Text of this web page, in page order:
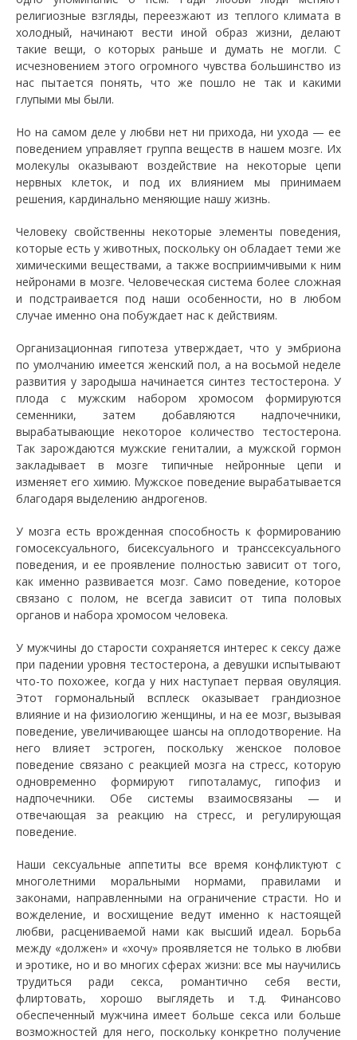
религиозные взгляды, переезжают из теплого климата в
холодный, начинают вести иной образ жизни, делают
такие вещи, о которых раньше и думать не могли. С
исчезновением этого огромного чувства большинство из
нас пытается понять, что же пошло не так и какими
глупыми мы были.
Но на самом деле у любви нет ни прихода, ни ухода — ее
поведением управляет группа веществ в нашем мозге. Их
молекулы оказывают воздействие на некоторые цепи
нервных клеток, и под их влиянием мы принимаем
решения, кардинально меняющие нашу жизнь.
Человеку свойственны некоторые элементы поведения,
которые есть у животных, поскольку он обладает теми же
химическими веществами, а также восприимчивыми к ним
нейронами в мозге. Человеческая система более сложная
и подстраивается под наши особенности, но в любом
случае именно она побуждает нас к действиям.
Организационная гипотеза утверждает, что у эмбриона
по умолчанию имеется женский пол, а на восьмой неделе
развития у зародыша начинается синтез тестостерона. У
плода с мужским набором хромосом формируются
семенники, затем добавляются надпочечники,
вырабатывающие некоторое количество тестостерона.
Так зарождаются мужские гениталии, а мужской гормон
закладывает в мозге типичные нейронные цепи и
изменяет его химию. Мужское поведение вырабатывается
благодаря выделению андрогенов.
У мозга есть врожденная способность к формированию
гомосексуального, бисексуального и транссексуального
поведения, и ее проявление полностью зависит от того,
как именно развивается мозг. Само поведение, которое
связано с полом, не всегда зависит от типа половых
органов и набора хромосом человека.
У мужчины до старости сохраняется интерес к сексу даже
при падении уровня тестостерона, а девушки испытывают
что-то похожее, когда у них наступает первая овуляция.
Этот гормональный всплеск оказывает грандиозное
влияние и на физиологию женщины, и на ее мозг, вызывая
поведение, увеличивающее шансы на оплодотворение. На
него влияет эстроген, поскольку женское половое
поведение связано с реакцией мозга на стресс, которую
одновременно формируют гипоталамус, гипофиз и
надпочечники. Обе системы взаимосвязаны — и
отвечающая за реакцию на стресс, и регулирующая
поведение.
Наши сексуальные аппетиты все время конфликтуют с
многолетними моральными нормами, правилами и
законами, направленными на ограничение страсти. Но и
вожделение, и восхищение ведут именно к настоящей
любви, расцениваемой нами как высший идеал. Борьба
между «должен» и «хочу» проявляется не только в любви
и эротике, но и во многих сферах жизни: все мы научились
трудиться ради секса, романтично себя вести,
флиртовать, хорошо выглядеть и т.д. Финансово
обеспеченный мужчина имеет больше секса или больше
возможностей для него, поскольку конкретно получение